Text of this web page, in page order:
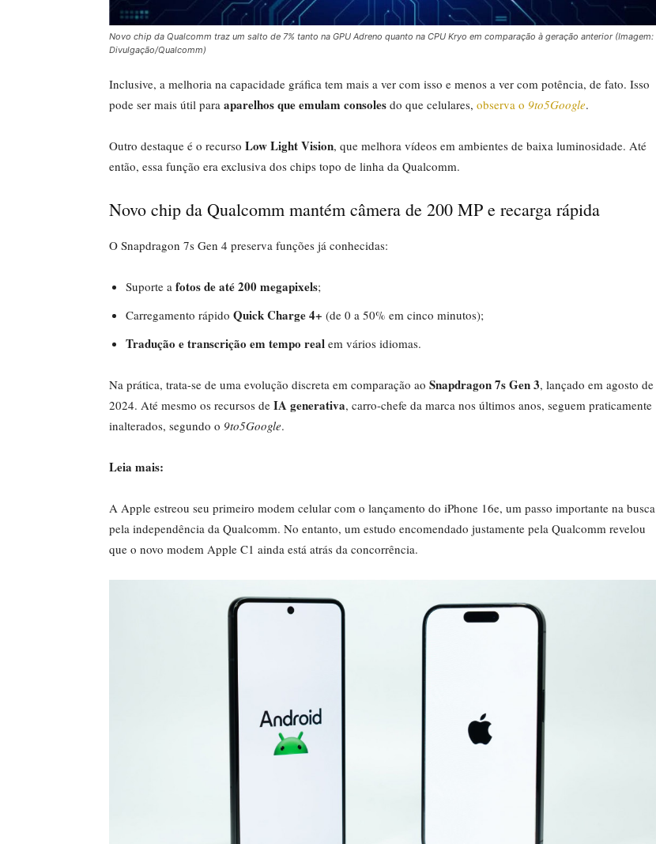
Novo chip da Qualcomm traz um salto de 7% tanto na GPU Adreno quanto na CPU Kryo em comparação à geração anterior (Imagem:
Divulgação/Qualcomm)
Inclusive, a melhoria na capacidade gráfica tem mais a ver com isso e menos a ver com potência, de fato. Isso
pode ser mais útil para aparelhos que emulam consoles do que celulares, observa o 9to5Google.
Outro destaque é o recurso Low Light Vision, que melhora vídeos em ambientes de baixa luminosidade. Até
então, essa função era exclusiva dos chips topo de linha da Qualcomm.
Novo chip da Qualcomm mantém câmera de 200 MP e recarga rápida
O Snapdragon 7s Gen 4 preserva funções já conhecidas:
Suporte a fotos de até 200 megapixels;
Carregamento rápido Quick Charge 4+ (de 0 a 50% em cinco minutos);
Tradução e transcrição em tempo real em vários idiomas.
Na prática, trata-se de uma evolução discreta em comparação ao Snapdragon 7s Gen 3, lançado em agosto de
2024. Até mesmo os recursos de IA generativa, carro-chefe da marca nos últimos anos, seguem praticamente
inalterados, segundo o 9to5Google.
Leia mais:
A Apple estreou seu primeiro modem celular com o lançamento do iPhone 16e, um passo importante na busca
pela independência da Qualcomm. No entanto, um estudo encomendado justamente pela Qualcomm revelou
que o novo modem Apple C1 ainda está atrás da concorrência.